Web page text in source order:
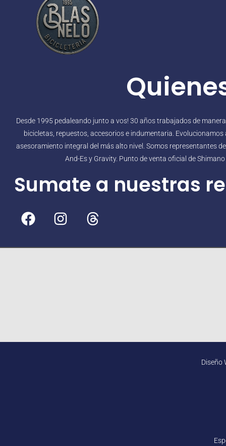
Desde 1995 pedaleando junto a vos! 30 años trabajados de
bicicletas, repuestos, accesorios e indumentaria.
asesoramiento integral del más alto nivel. Somos representantes
And-Es y Gravity. Punto de venta oficial de
Sumate a nuestras
Diseño